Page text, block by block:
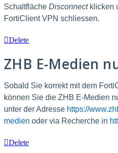
Schaltfläche Disconnectklicken
FortiClient VPN schliessen.
Delete
ZHB E-Medien
Sobald Sie korrekt mit dem
können Sie die ZHB E-Medien
unter der Adresse https://
medien oder via Recherche in
Delete